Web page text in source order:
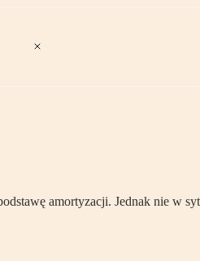
amortyzacji. Jednak nie w